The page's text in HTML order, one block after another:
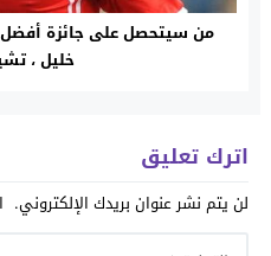
من سيتحصل على جائزة
خليل ،
اترك تعليق
لن يتم نشر عنوان بريدك الإلكتروني.